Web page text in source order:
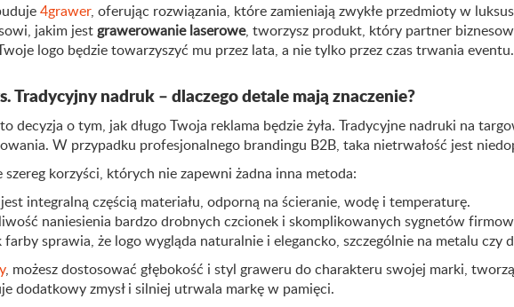
4grawer, oferując rozwiązania, które zamieniają zwykłe przedmioty w
jakim jestgrawerowanie laserowe, tworzysz produkt, który partner
logo będzie towarzyszyć mu przez lata, a nie tylko przez czas trwania eventu.
Tradycyjny nadruk – dlaczego detale mają znaczenie?
decyzja o tym, jak długo Twoja reklama będzie żyła. Tradycyjne nadruki na
W przypadku profesjonalnego brandingu B2B, taka nietrwałość jest
korzyści, których nie zapewni żadna inna metoda:
integralną częścią materiału, odporną na ścieranie, wodę i temperaturę.
naniesienia bardzo drobnych czcionek i skomplikowanych sygnetów
farby sprawia, że logo wygląda naturalnie i elegancko, szczególnie na metalu czy
, możesz dostosować głębokość i styl graweru do charakteru swojej marki,
dodatkowy zmysł i silniej utrwala markę w pamięci.